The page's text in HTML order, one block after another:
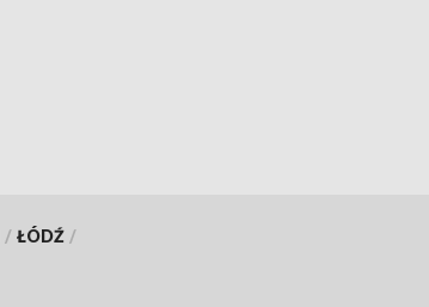
/ ŁÓDŹ /